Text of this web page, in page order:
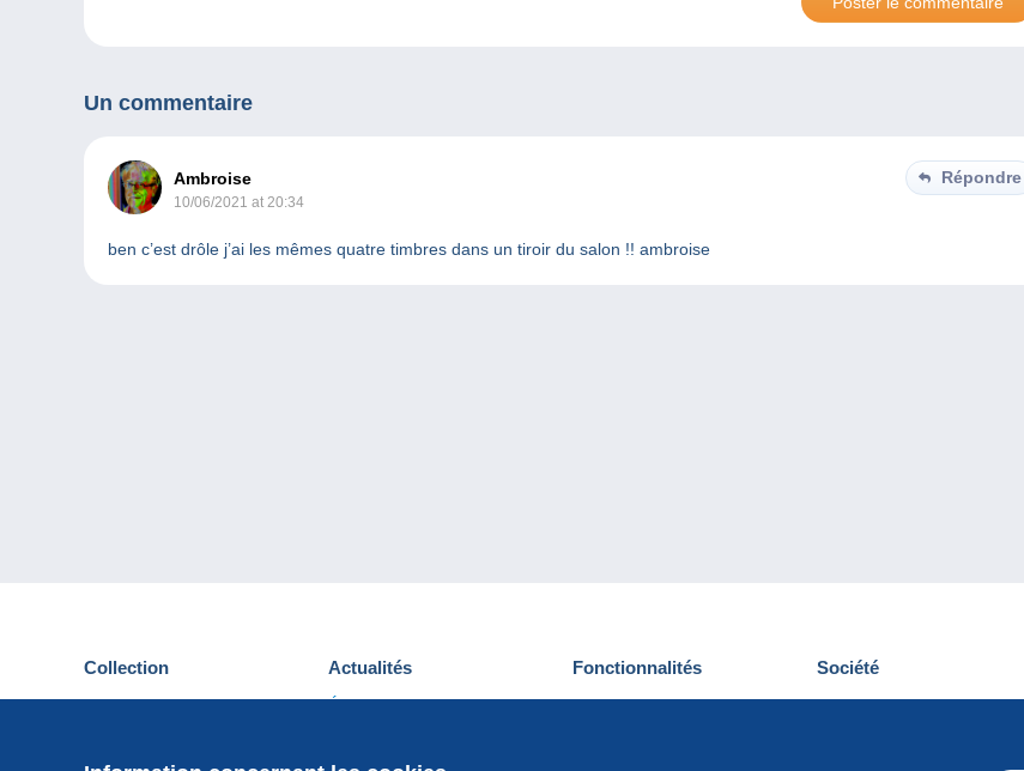
Un commentaire
Ambroise
10/06/2021 at 20:34
Répondre
ben c’est drôle j’ai les mêmes quatre timbres dans un tiroir du salon !! ambroise
Collection
Cartes postales
Actualités
Événements Delcampe
Fonctionnalités
Nouveautés
Société
Qui sommes-nous